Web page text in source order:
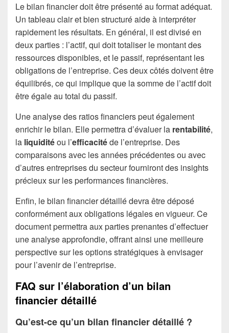
Le bilan financier doit être présenté au format adéquat.
Un tableau clair et bien structuré aide à interpréter
rapidement les résultats. En général, il est divisé en
deux parties : l’actif, qui doit totaliser le montant des
ressources disponibles, et le passif, représentant les
obligations de l’entreprise. Ces deux côtés doivent être
équilibrés, ce qui implique que la somme de l’actif doit
être égale au total du passif.
Une analyse des ratios financiers peut également
enrichir le bilan. Elle permettra d’évaluer la rentabilité,
la liquiditéou l’efficacitéde l’entreprise. Des
comparaisons avec les années précédentes ou avec
d’autres entreprises du secteur fourniront des insights
précieux sur les performances financières.
Enfin, le bilan financier détaillé devra être déposé
conformément aux obligations légales en vigueur. Ce
document permettra aux parties prenantes d’effectuer
une analyse approfondie, offrant ainsi une meilleure
perspective sur les options stratégiques à envisager
pour l’avenir de l’entreprise.
FAQ sur l’élaboration d’un bilan
financier détaillé
Qu’est-ce qu’un bilan financier détaillé ?